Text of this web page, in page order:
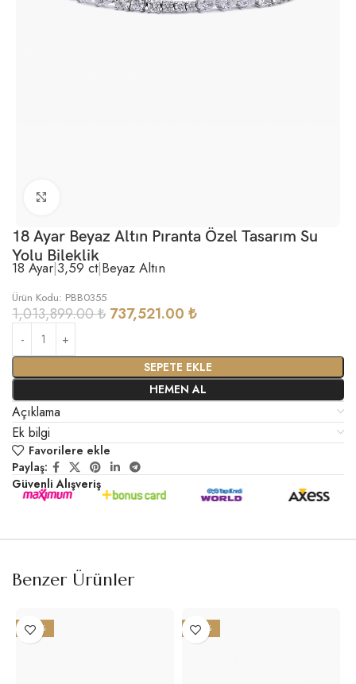
18 Ayar Beyaz Altın Pıranta Özel Tasarım Su
Yolu Bileklik
18 Ayar|3,59 ct|Beyaz Altın
Ürün Kodu: PBB0355
1,013,899.00₺ 737,521.00 ₺
SEPETE EKLE
HEMEN AL
Açıklama
Ek bilgi
Favorilere ekle
Paylaş:
Güvenli Alışveriş
Benzer Ürünler
-22% -30%